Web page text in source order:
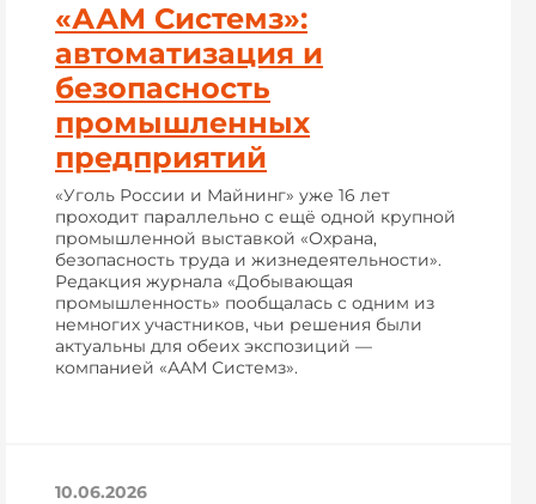
«ААМ Системз»:
автоматизация и
безопасность
промышленных
предприятий
«Уголь России и Майнинг» уже 16 лет
проходит параллельно с ещё одной крупной
промышленной выставкой «Охрана,
безопасность труда и жизнедеятельности».
Редакция журнала «Добывающая
промышленность» пообщалась с одним из
немногих участников, чьи решения были
актуальны для обеих экспозиций —
компанией «ААМ Системз».
10.06.2026